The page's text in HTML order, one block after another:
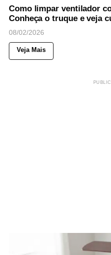
Como limpar ventilador
Conheça o truque e veja
08/02/2026
Veja Mais